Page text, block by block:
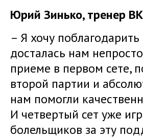
Юрий Зинько, тренер
– Я хочу
досталась нам
приеме в первом сете,
второй партии и
нам помогли
И четвертый сет уже
болельщиков за эту